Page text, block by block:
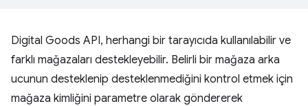
Digital Goods API, herhangi bir tarayıcıda kullanılabilir ve
farklı mağazaları destekleyebilir. Belirli bir mağaza arka
ucunun desteklenip desteklenmediğini kontrol etmek için
mağaza kimliğini parametre olarak göndererek